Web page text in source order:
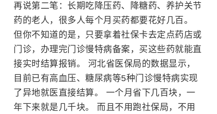
再说第二笔：长期吃降压药、降糖药、养护关节
药的老人，很多人每个月买药都要花好几百。
但你不知道的是，只要拿着社保卡去定点药店或
门诊，办理完门诊慢特病备案，买这些药就能直
接实时结算报销。 河北省医保局的数据显示，
目前已有高血压、糖尿病等5种门诊慢特病实现
了异地就医直接结算。 一个月省下几百块，一
年下来就是几千块。 而且不用跑社保局，不用